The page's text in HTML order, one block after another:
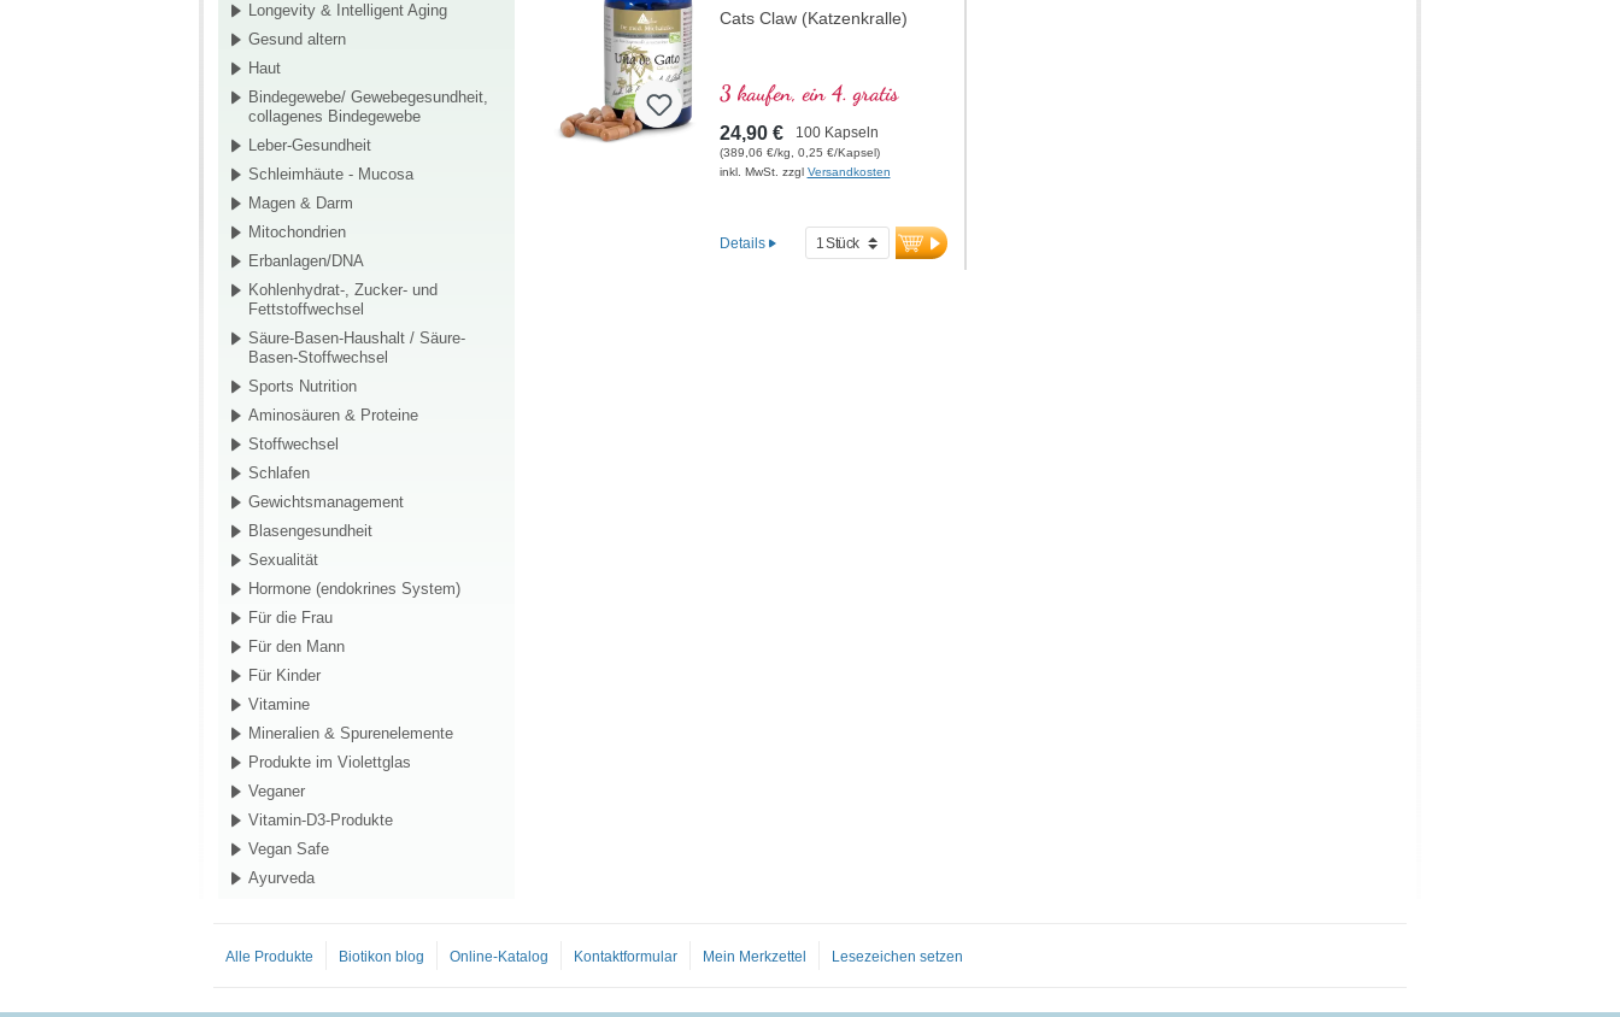
Longevity & Intelligent Aging
Gesund altern
Haut
Bindegewebe/ Gewebegesundheit,
collagenes Bindegewebe
Leber-Gesundheit
Schleimhäute - Mucosa
Magen & Darm
Mitochondrien
Erbanlagen/DNA
Kohlenhydrat-, Zucker- und
Fettstoffwechsel
Säure-Basen-Haushalt / Säure-
Basen-Stoffwechsel
Sports Nutrition
Aminosäuren & Proteine
Stoffwechsel
Schlafen
Gewichtsmanagement
Blasengesundheit
Sexualität
Hormone (endokrines System)
Für die Frau
Für den Mann
Für Kinder
Vitamine
Mineralien & Spurenelemente
Produkte im Violettglas
Veganer
Vitamin-D3-Produkte
Vegan Safe
Ayurveda
Cats Claw (Katzenkralle)
3 kaufen, ein 4. gratis
24,90 € 100 Kapseln
(389,06 €/kg, 0,25 €/Kapsel)
inkl. MwSt. zzgl Versandkosten
Details
Alle Produkte Biotikon blog Online-Katalog Kontaktformular Mein Merkzettel Lesezeichen setzen